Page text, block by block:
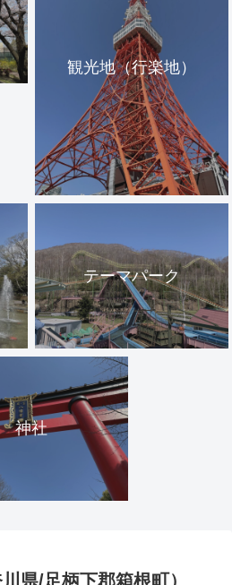
観光地（行楽地）
テーマパーク
神社
県/足柄下郡箱根町）